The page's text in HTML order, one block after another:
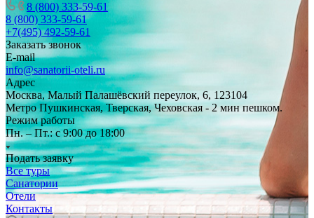
8 (800) 333-59-61
8 (800) 333-59-61
+7(495) 492-59-61
Заказать звонок
E-mail
info@sanatorii-oteli.ru
Адрес
Москва, Малый Палашёвский переулок, 6, 123104
Метро Пушкинская, Тверская, Чеховская - 2 мин пешком.
Режим работы
Пн. – Пт.: с 9:00 до 18:00
Подать заявку
Все туры
Санатории
Отели
Контакты